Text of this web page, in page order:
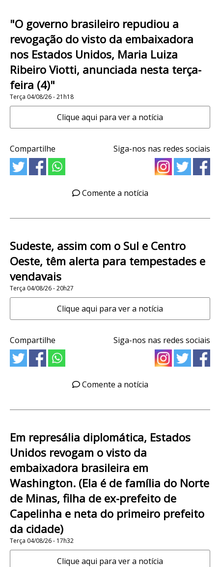
"O governo brasileiro repudiou a
revogação do visto da embaixadora
nos Estados Unidos, Maria Luiza
Ribeiro Viotti, anunciada nesta terça-
feira (4)"
Terça 04/08/26 - 21h18
Clique aqui para ver a notícia
Compartilhe Siga-nos nas redes sociais
Comente a notícia
Sudeste, assim com o Sul e Centro
Oeste, têm alerta para tempestades e
vendavais
Terça 04/08/26 - 20h27
Clique aqui para ver a notícia
Compartilhe Siga-nos nas redes sociais
Comente a notícia
Em represália diplomática, Estados
Unidos revogam o visto da
embaixadora brasileira em
Washington. (Ela é de família do Norte
de Minas, filha de ex-prefeito de
Capelinha e neta do primeiro prefeito
da cidade)
Terça 04/08/26 - 17h32
Clique aqui para ver a notícia